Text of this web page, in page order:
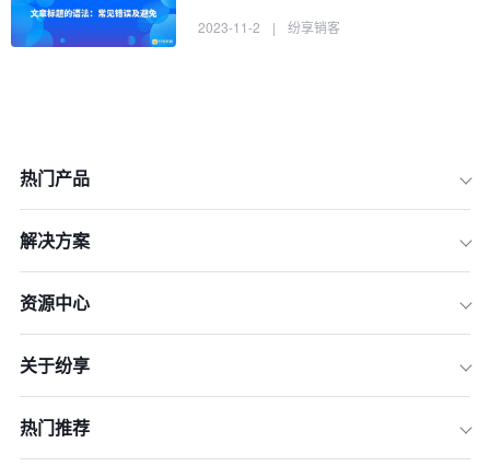
一、探秘未知世界：揭示地球上最神秘
新
庙宇和寺庙
2023-11-2 | 纷享销客
热门产品
解决方案
资源中心
关于纷享
热门推荐